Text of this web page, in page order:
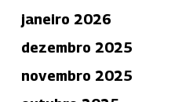
janeiro 2026
dezembro 2025
novembro 2025